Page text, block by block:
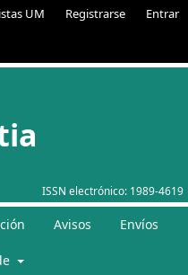
UM Registrarse Entrar
ISSN electrónico: 1989-4619
Avisos Envíos